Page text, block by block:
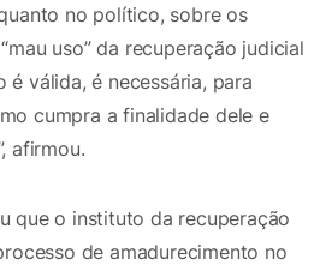
no político, sobre os
uso” da recuperação judicial
é válida, é necessária, para
cumpra a finalidade dele e
afirmou.
que o instituto da recuperação
de amadurecimento no